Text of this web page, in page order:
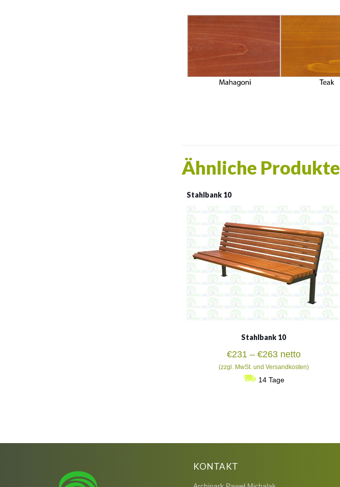
Ähnliche Produkte
Stahlbank 10
Stahlbank 10
€231 – €263Preisspanne:
€231
bis
netto
(zzgl. MwSt. und Versandkosten)
14 Tage
KONTAKT